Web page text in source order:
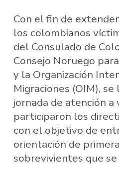
Con el fin de
los colombianos
del Consulado de
Consejo Noruego
y la Organización
Migraciones (OIM),
jornada de atención a
participaron los
con el objetivo de
orientación de
sobrevivientes que se